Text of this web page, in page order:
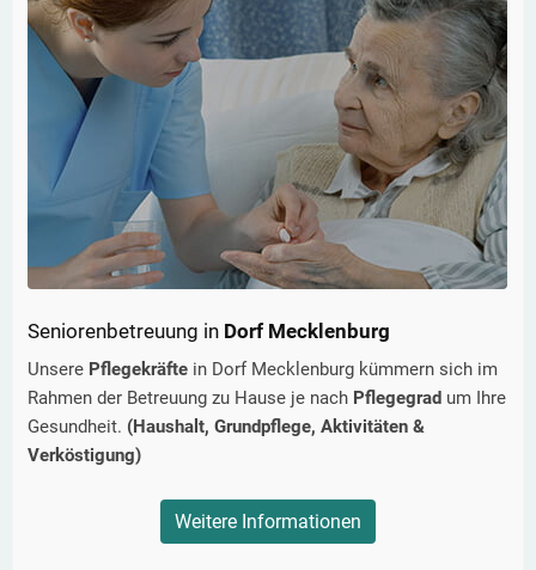
Seniorenbetreuung in Dorf Mecklenburg
Unsere Pflegekräfte in Dorf Mecklenburg kümmern sich im
Rahmen der Betreuung zu Hause je nach Pflegegrad um Ihre
Gesundheit. (Haushalt, Grundpflege, Aktivitäten &
Verköstigung)
Weitere Informationen